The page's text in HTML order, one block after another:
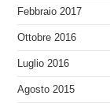
Febbraio 2017
Ottobre 2016
Luglio 2016
Agosto 2015